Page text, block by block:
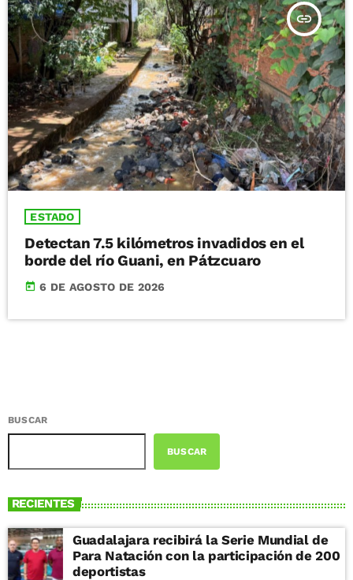
insert_link
ESTADO
Detectan 7.5 kilómetros invadidos en el
borde del río Guani, en Pátzcuaro
today 6 DE AGOSTO DE 2026
BUSCAR
BUSCAR
RECIENTES
Guadalajara recibirá la Serie Mundial de
Para Natación con la participación de 200
deportistas